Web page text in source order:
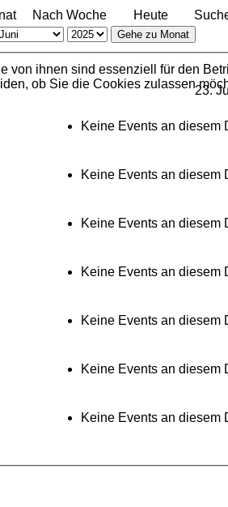
Nach Woche Heute
Gehe zu Monat
23.
Keine Events an diesem
Keine Events an diesem
Keine Events an diesem
Keine Events an diesem
Keine Events an diesem
Keine Events an diesem
Keine Events an diesem
von ihnen sind essenziell für den
ob Sie die Cookies zulassen